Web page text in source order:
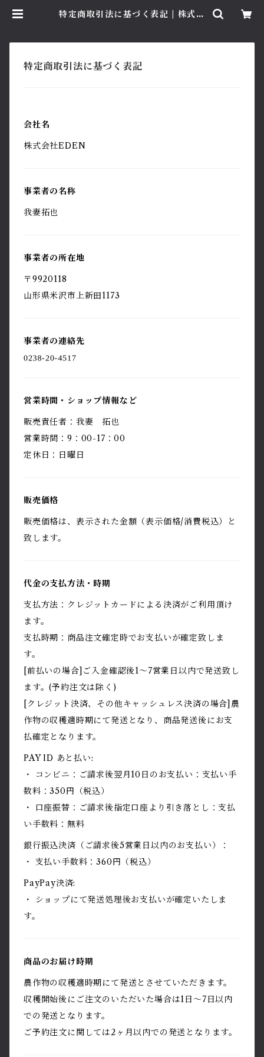
特定商取引法に基づく表記 | 株式会
特定商取引法に基づく表記
会社名
株式会社EDEN
事業者の名称
我妻拓也
事業者の所在地
〒9920118
山形県米沢市上新田1173
事業者の連絡先
営業時間・ショップ情報など
販売責任者：我妻 拓也
営業時間：9：00-17：00
定休日：日曜日
販売価格
販売価格は、表示された金額（表示価格/消費税込）と
致します。
代金の支払方法・時期
支払方法：クレジットカードによる決済がご利用頂け
ます。
支払時期：商品注文確定時でお支払いが確定致しま
す。
[前払いの場合]ご入金確認後1〜7営業日以内で発送致し
ます。(予約注文は除く)
[クレジット決済、その他キャッシュレス決済の場合]農
作物の収穫適時期にて発送となり、商品発送後にお支
払確定となります。
PAY ID あと払い:
・ コンビニ：ご請求後翌月10日のお支払い：支払い手
数料：350円（税込）
・ 口座振替：ご請求後指定口座より引き落とし：支払
い手数料：無料
銀行振込決済（ご請求後5営業日以内のお支払い）：
・ 支払い手数料：360円（税込）
PayPay決済:
・ ショップにて発送処理後お支払いが確定いたしま
す。
商品のお届け時期
農作物の収穫適時期にて発送とさせていただきます。
収穫開始後にご注文のいただいた場合は1日〜7日以内
での発送となります。
ご予約注文に関しては2ヶ月以内での発送となります。